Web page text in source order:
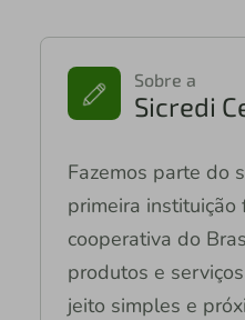
Sobre a
Sicredi
Fazemos parte do
primeira instituição
cooperativa do
produtos e
jeito simples e